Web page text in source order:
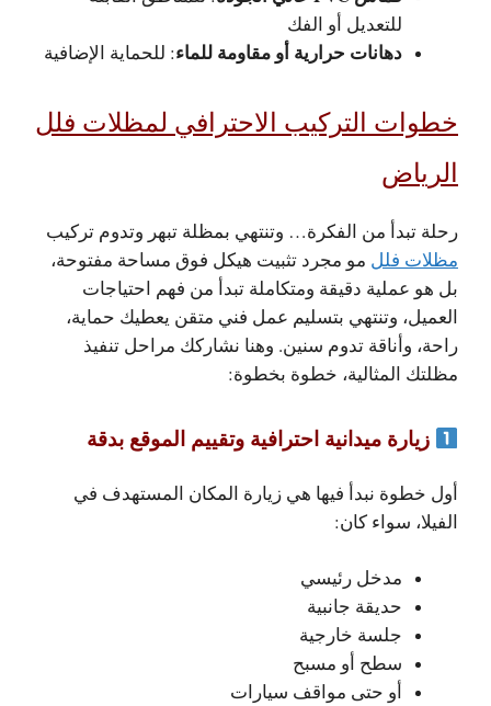
للتعديل أو الفك
دهانات حرارية أو مقاومة للماء: للحماية الإضافية
خطوات التركيب الاحترافي لمظلات فلل
الرياض
رحلة تبدأ من الفكرة… وتنتهي بمظلة تبهر وتدوم تركيب
مظلات فلل مو مجرد تثبيت هيكل فوق مساحة مفتوحة،
بل هو عملية دقيقة ومتكاملة تبدأ من فهم احتياجات
العميل، وتنتهي بتسليم عمل فني متقن يعطيك حماية،
راحة، وأناقة تدوم سنين. وهنا نشاركك مراحل تنفيذ
مظلتك المثالية، خطوة بخطوة:
زيارة ميدانية احترافية وتقييم الموقع بدقة
أول خطوة نبدأ فيها هي زيارة المكان المستهدف في
الفيلا، سواء كان:
مدخل رئيسي
حديقة جانبية
جلسة خارجية
سطح أو مسبح
أو حتى مواقف سيارات